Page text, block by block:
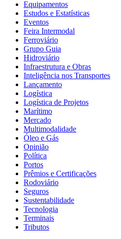
Equipamentos
Estudos e Estatísticas
Eventos
Feira Intermodal
Ferroviário
Grupo Guia
Hidroviário
Infraestrutura e Obras
Inteligência nos Transportes
Lançamento
Logística
Logística de Projetos
Marítimo
Mercado
Multimodalidade
Óleo e Gás
Opinião
Política
Portos
Prêmios e Certificações
Rodoviário
Seguros
Sustentabilidade
Tecnologia
Terminais
Tributos